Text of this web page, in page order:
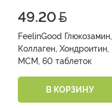
49.20
FeelinGood Глюкозамин,
Коллаген, Хондроитин,
МСМ, 60 таблеток
В КОРЗИНУ